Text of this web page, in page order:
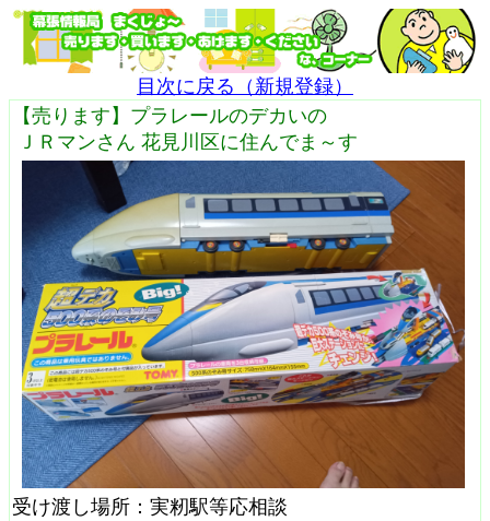
目次に戻る（新規登録）
【売ります】プラレールのデカいの
ＪＲマンさん 花見川区に住んでま～す
受け渡し場所：実籾駅等応相談